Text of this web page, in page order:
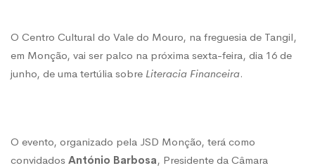
descomplicar
linguagem
O Centro Cultural do Vale do Mouro, na freguesia de Tangil,
em Monção, vai ser palco na próxima sexta-feira, dia 16 de
junho, de uma tertúlia sobre Literacia Financeira.
O evento, organizado pela JSD Monção, terá como
convidados António Barbosa, Presidente da Câmara